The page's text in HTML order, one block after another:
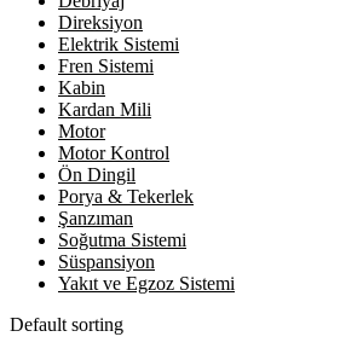
Direksiyon
Elektrik Sistemi
Fren Sistemi
Kabin
Kardan Mili
Motor
Motor Kontrol
Ön Dingil
Porya & Tekerlek
Şanzıman
Soğutma Sistemi
Süspansiyon
Yakıt ve Egzoz Sistemi
Default sorting